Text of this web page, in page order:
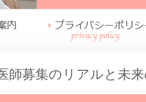
師募集のリアルと未